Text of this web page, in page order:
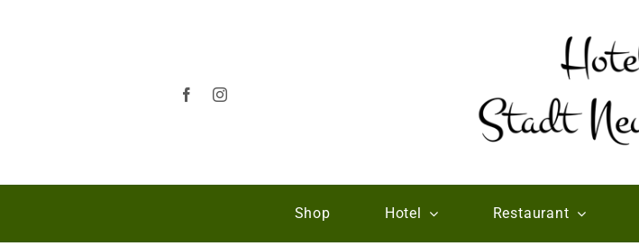
Shop Hotel Restaurant